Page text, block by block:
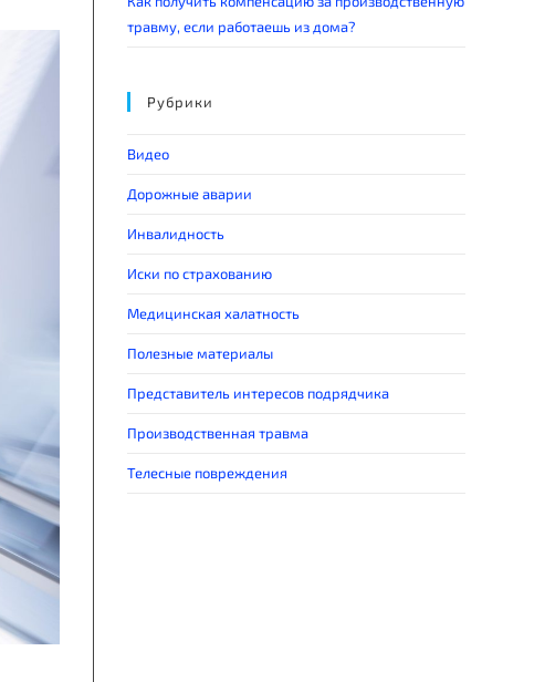
травму, если работаешь из дома?
Рубрики
Видео
Дорожные аварии
Инвалидность
Иски по страхованию
Медицинская халатность
Полезные материалы
Представитель интересов подрядчика
Производственная травма
Телесные повреждения